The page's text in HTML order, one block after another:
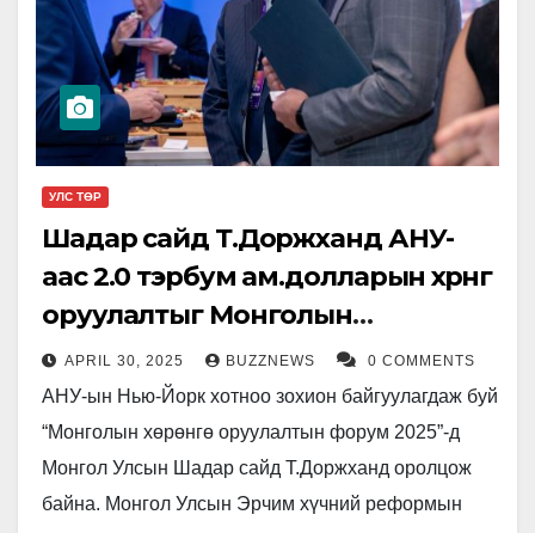
УЛС ТӨР
Шадар сайд Т.Доржханд АНУ-
аас 2.0 тэрбум ам.долларын хөрөнгө
оруулалтыг Монголын
сэргээгдэх эрчим хүчний
салбарт татаж чадлаа
APRIL 30, 2025 BUZZNEWS 0 COMMENTS
АНУ-ын Нью-Йорк хотноо зохион байгуулагдаж буй
“Монголын хөрөнгө оруулалтын форум 2025”-д
Монгол Улсын Шадар сайд Т.Доржханд оролцож
байна. Монгол Улсын Эрчим хүчний реформын